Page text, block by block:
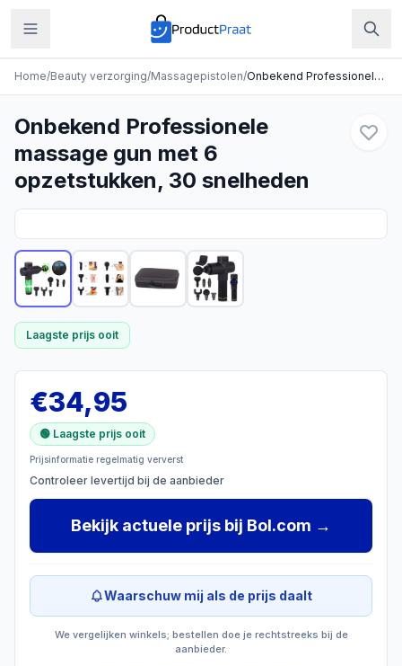
Home/Beauty verzorging/Massagepistolen/ Onbekend Professionele massage gun met 6 opzetstukken, 30 snelheden
Onbekend Professionele
massage gun met 6
opzetstukken, 30 snelheden
Laagste prijs ooit
€34,95
🟢 Laagste prijs ooit
Prijsinformatie regelmatig ververst
Controleer levertijd bij de aanbieder
Bekijk actuele prijs bij Bol.com →
Waarschuw mij als de prijs daalt
We vergelijken winkels; bestellen doe je rechtstreeks bij de
aanbieder.